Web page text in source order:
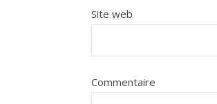
Site web
Commentaire